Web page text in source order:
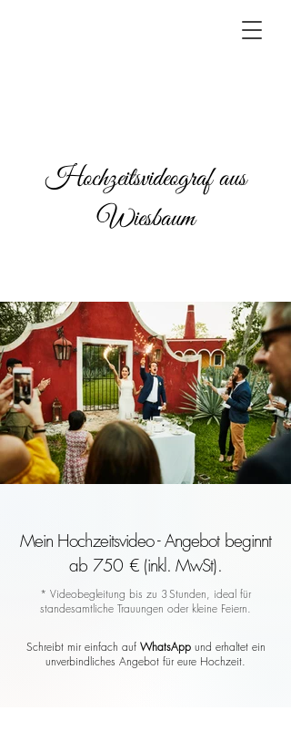
Hochzeitsvideograf aus
Wiesbaum
Mein Hochzeitsvideo - Angebot beginnt
ab 750 € (inkl. MwSt).
* Videobegleitung bis zu 3 Stunden, ideal für
standesamtliche Trauungen oder kleine Feiern.
Schreibt mir einfach auf WhatsAppund erhaltet ein
unverbindliches Angebot für eure Hochzeit.